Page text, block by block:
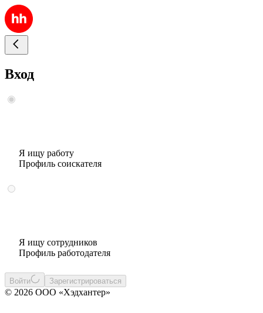
Вход
Я ищу работу
Профиль соискателя
Я ищу сотрудников
Профиль работодателя
Войти Зарегистрироваться
© 2026 ООО «Хэдхантер»